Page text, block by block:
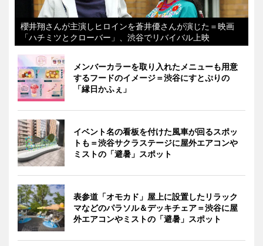
櫻井翔さんが主演しヒロインを蒼井優さんが演じた＝映画
「ハチミツとクローバー」、渋谷でリバイバル上映
メンバーカラーを取り入れたメニューも用意
するフードのイメージ＝渋谷にすとぷりの
「縁日かふぇ」
イベント名の看板を付けた風車が回るスポッ
トも＝渋谷サクラステージに屋外エアコンや
ミストの「避暑」スポット
表参道「オモカド」屋上に設置したリラック
マなどのパラソル＆デッキチェア＝渋谷に屋
外エアコンやミストの「避暑」スポット